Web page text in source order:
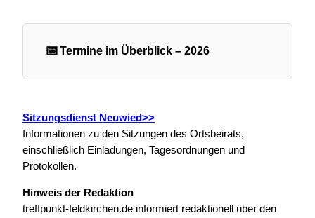
📅Termine im Überblick – 2026
Sitzungsdienst Neuwied>>
Informationen zu den Sitzungen des Ortsbeirats,
einschließlich Einladungen, Tagesordnungen und
Protokollen.
Hinweis der Redaktion
treffpunkt-feldkirchen.de informiert redaktionell über den